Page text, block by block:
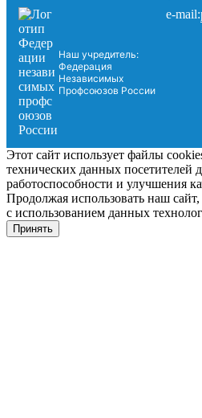
Наш учредитель:
Федерация
Независимых
Профсоюзов России
e-mail:
Этот сайт использует файлы
технических данных посетителей
работоспособности и улучшения
Продолжая использовать наш
с использованием данных
Принять